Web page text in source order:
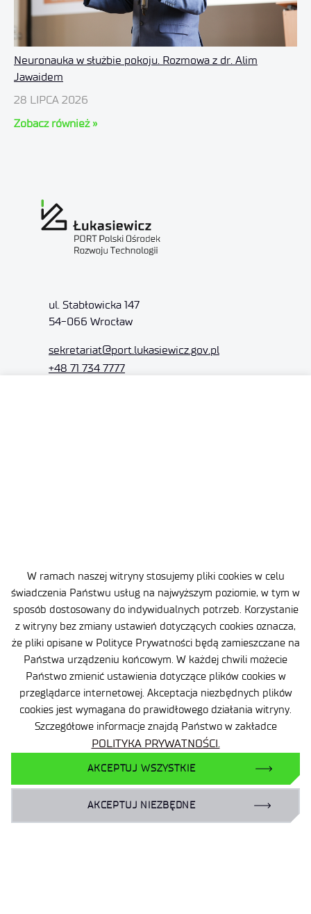
W ramach naszej witryny stosujemy pliki cookies w celu
świadczenia Państwu usług na najwyższym poziomie, w tym w
sposób dostosowany do indywidualnych potrzeb. Korzystanie
z witryny bez zmiany ustawień dotyczących cookies oznacza,
że pliki opisane w Polityce Prywatności będą zamieszczane na
Państwa urządzeniu końcowym. W każdej chwili możecie
Państwo zmienić ustawienia dotyczące plików cookies w
przeglądarce internetowej. Akceptacja niezbędnych plików
cookies jest wymagana do prawidłowego działania witryny.
Szczegółowe informacje znajdą Państwo w zakładce
POLITYKA PRYWATNOŚCI.
AKCEPTUJ WSZYSTKIE
AKCEPTUJ NIEZBĘDNE
Neuronauka w służbie pokoju. Rozmowa z dr. Alim
Jawaidem
28 LIPCA 2026
Zobacz również »
ul. Stabłowicka 147
54-066 Wrocław
sekretariat@port.lukasiewicz.gov.pl
+48 71 734 7777
Ogrody Doświadczeń
Branżowy Punkt Kontaktowy
BIP
Deklaracja dostępności
Dane osobowe
Polityka prywatności
Mapa serwisu
Sieć Eduroam
Dla biznesu:
laboratoria@port.lukasiewicz.gov.pl